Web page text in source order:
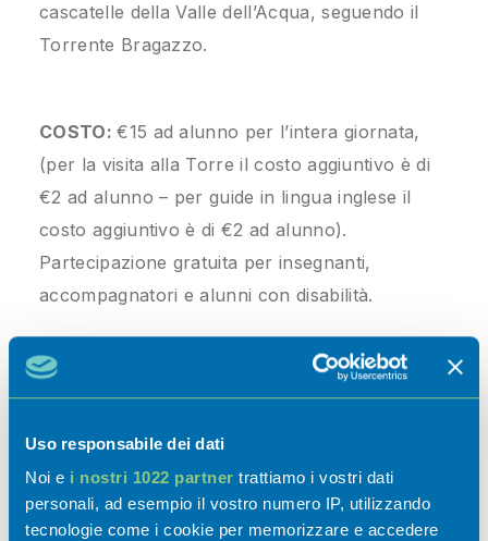
Uso responsabile dei dati
Noi e i nostri 1022 partner trattiamo i vostri dati
personali, ad esempio il vostro numero IP, utilizzando
tecnologie come i cookie per memorizzare e accedere
cascatelle della Valle dell’Acqua, seguendo il
Torrente Bragazzo.
COSTO:€15 ad alunno per l’intera giornata,
(per la visita alla Torre il costo aggiuntivo è di
€2 ad alunno – per guide in lingua inglese il
costo aggiuntivo è di €2 ad alunno).
Partecipazione gratuita per insegnanti,
accompagnatori e alunni con disabilità.
CONTATTI:
Donazione Meli, Via Castello, 73 – Luzzana
(BG), Isabella Misso Branca responsabile della
didattica,+39 3333020244,mido24@libero.it,